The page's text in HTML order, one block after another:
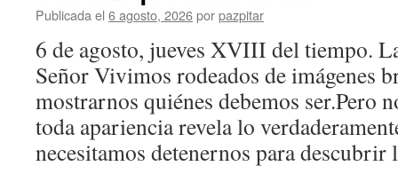
Publicada el 6 agosto, 2026porpazpitar
6 de agosto, jueves XVIII del tiempo.
Señor Vivimos rodeados de imágenes
mostrarnos quiénes debemos ser.Pero
toda apariencia revela lo
necesitamos detenernos para